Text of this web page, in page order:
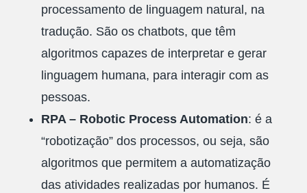
processamento de linguagem natural, na
tradução. São os chatbots, que têm
algoritmos capazes de interpretar e gerar
linguagem humana, para interagir com as
pessoas.
RPA – Robotic Process Automation: é a
“robotização” dos processos, ou seja, são
algoritmos que permitem a automatização
das atividades realizadas por humanos. É